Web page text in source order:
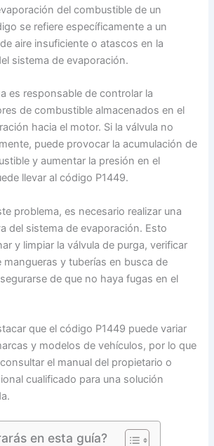
del combustible de un
se refiere específicamente a un
aire insuficiente o atascos en la
sistema de evaporación.
es responsable de controlar la
de combustible almacenados en el
hacia el motor. Si la válvula no
puede provocar la acumulación de
y aumentar la presión en el
llevar al código P1449.
problema, es necesario realizar una
del sistema de evaporación. Esto
y limpiar la válvula de purga, verificar
mangueras y tuberías en busca de
de que no haya fugas en el
que el código P1449 puede variar
y modelos de vehículos, por lo que
el manual del propietario o
cualificado para una solución
en esta guía?